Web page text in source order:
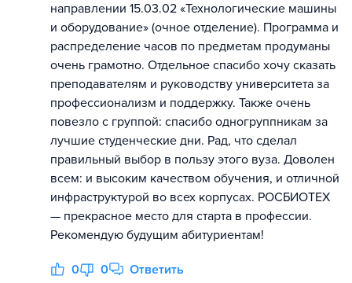
направлении 15.03.02 «Технологические машины
и оборудование» (очное отделение). Программа и
распределение часов по предметам продуманы
очень грамотно. Отдельное спасибо хочу сказать
преподавателям и руководству университета за
профессионализм и поддержку. Также очень
повезло с группой: спасибо одногруппникам за
лучшие студенческие дни. Рад, что сделал
правильный выбор в пользу этого вуза. Доволен
всем: и высоким качеством обучения, и отличной
инфраструктурой во всех корпусах. РОСБИОТЕХ
— прекрасное место для старта в профессии.
Рекомендую будущим абитуриентам!
0 0 Ответить